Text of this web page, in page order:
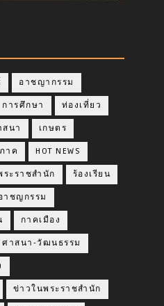
อาชญากรรม
การศึกษา ท่องเที่ยว
สนา เกษตร
าค HOT NEWS
ระราชสำนัก ร้องเรียน
าชญกรรม
กาคเมือง
ศาสนา-วัฒนธรรม
ข่าวในพระราชสำนัก